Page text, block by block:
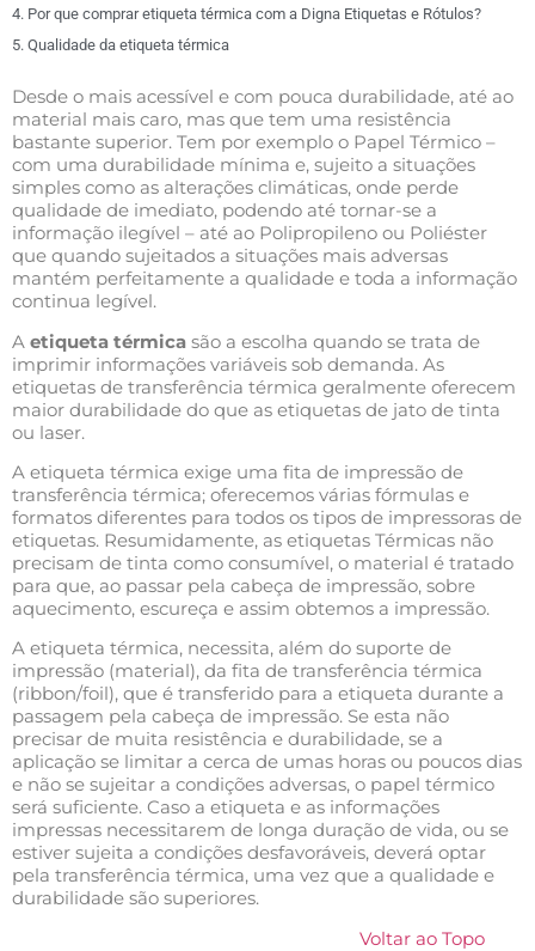
4. Por que comprar etiqueta térmica com a Digna Etiquetas e Rótulos?
5. Qualidade da etiqueta térmica
Desde o mais acessível e com pouca durabilidade, até ao
material mais caro, mas que tem uma resistência
bastante superior. Tem por exemplo o Papel Térmico –
com uma durabilidade mínima e, sujeito a situações
simples como as alterações climáticas, onde perde
qualidade de imediato, podendo até tornar-se a
informação ilegível – até ao Polipropileno ou Poliéster
que quando sujeitados a situações mais adversas
mantém perfeitamente a qualidade e toda a informação
continua legível.
A etiqueta térmica são a escolha quando se trata de
imprimir informações variáveis sob demanda. As
etiquetas de transferência térmica geralmente oferecem
maior durabilidade do que as etiquetas de jato de tinta
ou laser.
A etiqueta térmica exige uma fita de impressão de
transferência térmica; oferecemos várias fórmulas e
formatos diferentes para todos os tipos de impressoras de
etiquetas. Resumidamente, as etiquetas Térmicas não
precisam de tinta como consumível, o material é tratado
para que, ao passar pela cabeça de impressão, sobre
aquecimento, escureça e assim obtemos a impressão.
A etiqueta térmica, necessita, além do suporte de
impressão (material), da fita de transferência térmica
(ribbon/foil), que é transferido para a etiqueta durante a
passagem pela cabeça de impressão. Se esta não
precisar de muita resistência e durabilidade, se a
aplicação se limitar a cerca de umas horas ou poucos dias
e não se sujeitar a condições adversas, o papel térmico
será suficiente. Caso a etiqueta e as informações
impressas necessitarem de longa duração de vida, ou se
estiver sujeita a condições desfavoráveis, deverá optar
pela transferência térmica, uma vez que a qualidade e
durabilidade são superiores.
Voltar ao Topo